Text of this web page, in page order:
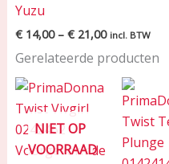
Yuzu
€14,00 – €21,00 incl. BTW
Gerelateerde producten
NIET OP
VOORRAAD